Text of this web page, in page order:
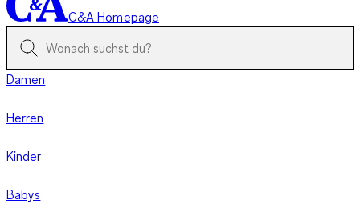
C&A Homepage
Damen
Herren
Kinder
Babys